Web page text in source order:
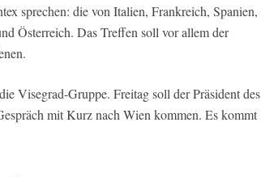
sprechen: die von Italien, Frankreich, Spanien,
Österreich. Das Treffen soll vor allem der
Visegrad-Gruppe. Freitag soll der Präsident des
mit Kurz nach Wien kommen. Es kommt